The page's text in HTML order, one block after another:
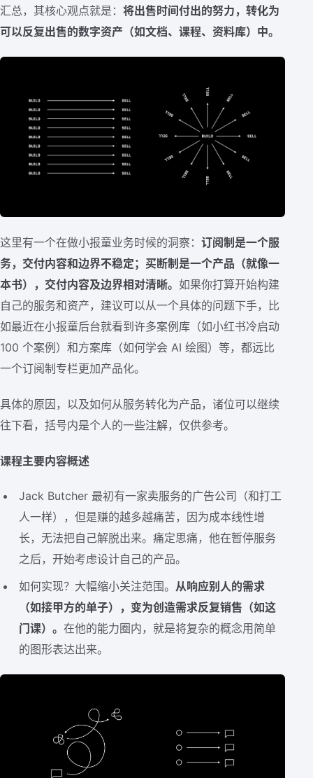
汇总，其核心观点就是： 将出售时间付出的努力，转化为
可以反复出售的数字资产（如文档、课程、资料库）中。
这里有一个在做小报童业务时候的洞察： 订阅制是一个服
务，交付内容和边界不稳定；买断制是一个产品（就像一
本书），交付内容及边界相对清晰。 如果你打算开始构建
自己的服务和资产，建议可以从一个具体的问题下手，比
如最近在小报童后台就看到许多案例库（如小红书冷启动
100 个案例）和方案库（如何学会 AI 绘图）等，都远比
一个订阅制专栏更加产品化。
具体的原因，以及如何从服务转化为产品，诸位可以继续
往下看，括号内是个人的一些注解，仅供参考。
课程主要内容概述
Jack Butcher 最初有一家卖服务的广告公司（和打工
人一样），但是赚的越多越痛苦，因为成本线性增
长，无法把自己解脱出来。痛定思痛，他在暂停服务
之后，开始考虑设计自己的产品。
如何实现？大幅缩小关注范围。 从响应别人的需求
（如接甲方的单子），变为创造需求反复销售（如这
门课）。在他的能力圈内，就是将复杂的概念用简单
的图形表达出来。